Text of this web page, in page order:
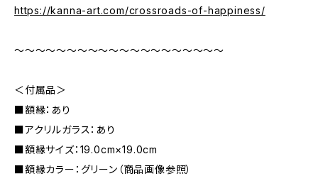
https://kanna-art.com/crossroads-of-happiness/
～～～～～～～～～～～～～～～～～～～～
＜付属品＞
■額縁：あり
■アクリルガラス：あり
■額縁サイズ：19.0cm×19.0cm
■額縁カラー：グリーン（商品画像参照）